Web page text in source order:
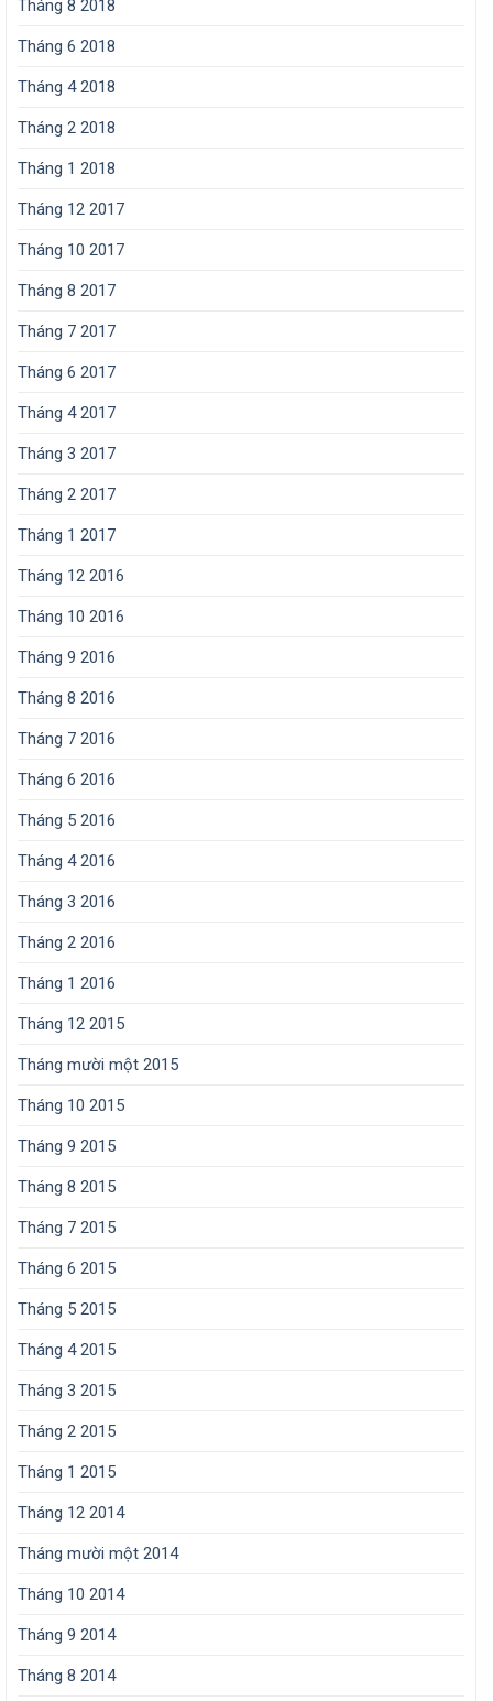
Tháng 8 2018
Tháng 6 2018
Tháng 4 2018
Tháng 2 2018
Tháng 1 2018
Tháng 12 2017
Tháng 10 2017
Tháng 8 2017
Tháng 7 2017
Tháng 6 2017
Tháng 4 2017
Tháng 3 2017
Tháng 2 2017
Tháng 1 2017
Tháng 12 2016
Tháng 10 2016
Tháng 9 2016
Tháng 8 2016
Tháng 7 2016
Tháng 6 2016
Tháng 5 2016
Tháng 4 2016
Tháng 3 2016
Tháng 2 2016
Tháng 1 2016
Tháng 12 2015
Tháng mười một 2015
Tháng 10 2015
Tháng 9 2015
Tháng 8 2015
Tháng 7 2015
Tháng 6 2015
Tháng 5 2015
Tháng 4 2015
Tháng 3 2015
Tháng 2 2015
Tháng 1 2015
Tháng 12 2014
Tháng mười một 2014
Tháng 10 2014
Tháng 9 2014
Tháng 8 2014